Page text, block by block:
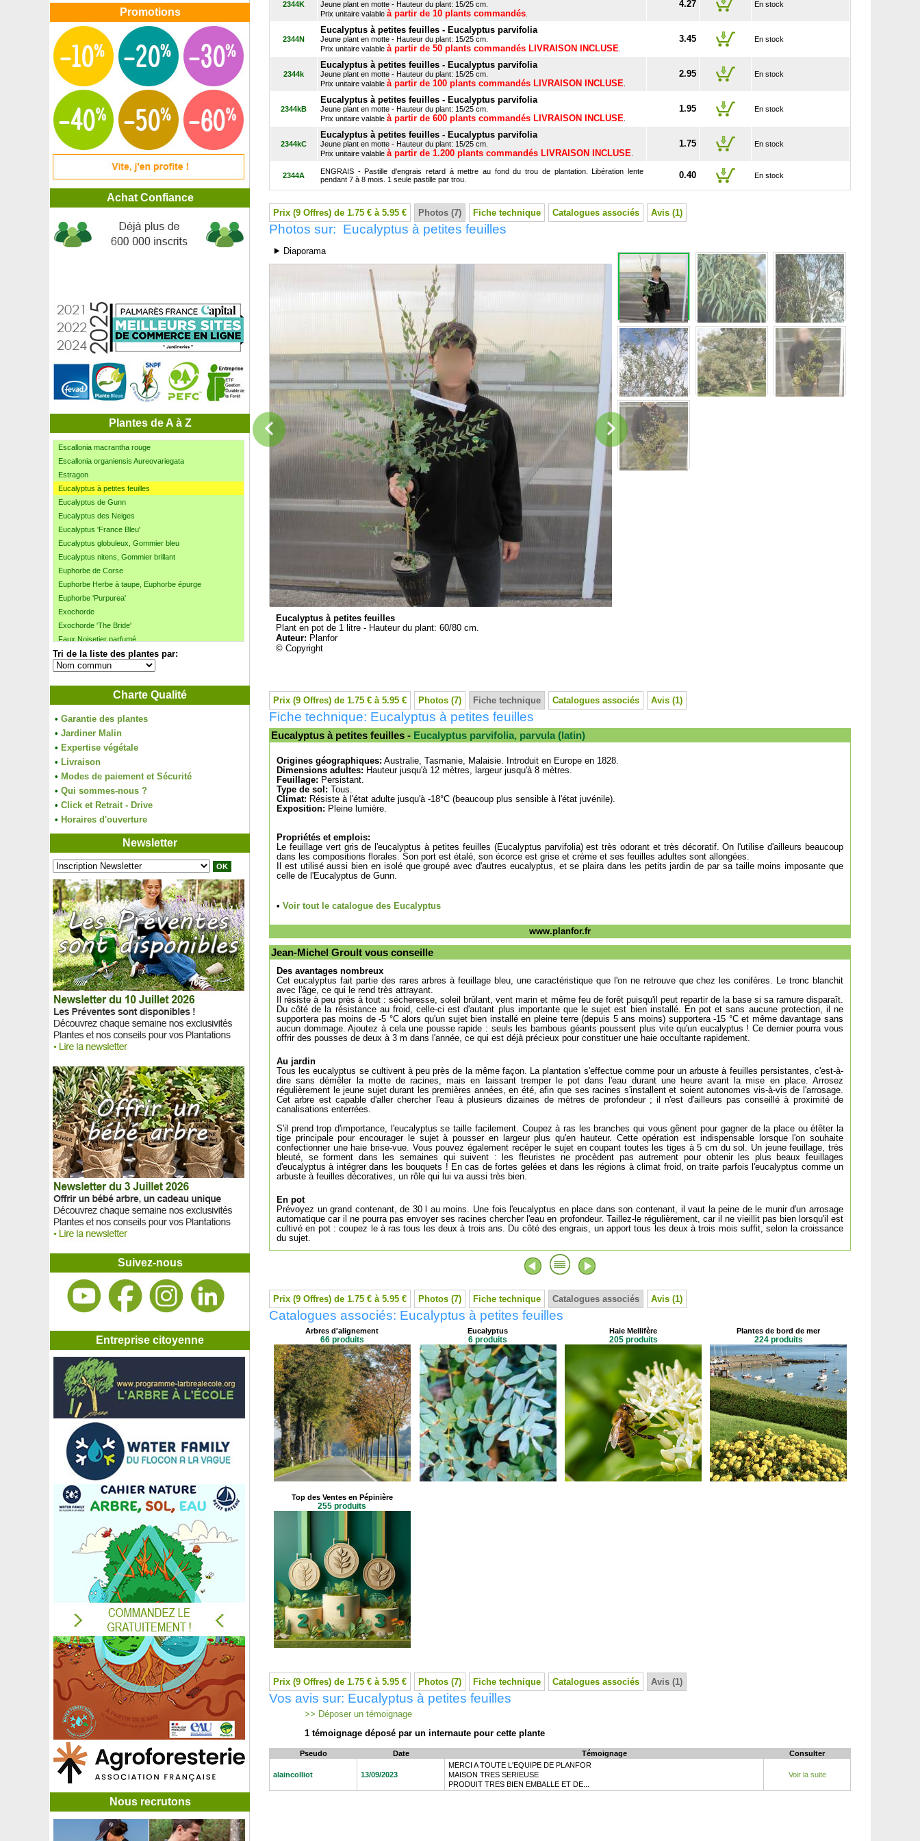
Promotions
Achat Confiance
Plantes de A à Z
Erable argenté 'Laciniatum Wieri'
Erable à sucre
Erable buergerianum
Erable champêtre
Erable champêtre panaché
Erable circiné
Erable de Freeman
Erable de Montpellier
Erable du fleuve Amour, Erable de Mandchourie
Erable du Japon
Erable du japon 'Arakawa'
Erable du Japon 'Atropurpureum'
Erable du Japon 'Bloodgood'
Erable du Japon 'Butterfly'
Erable du japon 'Deshojo'
Erable du Japon 'Dissectum viridis'
Erable du Japon 'Koto no ito'
Erable griseum, Erable cannelle
Erable jaspé, Érable de Pennsylvanie
Erable plane
Erable rouge
Erable sycomore
Erigeron rose, Vergerette glauque
Eriostème à feuilles de Myoporum, Philotheca
Escallonia 'Iveyi'
Escallonia macrantha Rose
Escallonia macrantha rouge
Escallonia organiensis Aureovariegata
Estragon
Eucalyptus à petites feuilles
Eucalyptus de Gunn
Eucalyptus des Neiges
Eucalyptus 'France Bleu'
Eucalyptus globuleux, Gommier bleu
Eucalyptus nitens, Gommier brillant
Euphorbe de Corse
Euphorbe Herbe à taupe, Euphorbe épurge
Euphorbe 'Purpurea'
Exochorde
Exochorde 'The Bride'
Faux Noisetier parfumé
Faux-Pistachier, Patenôtrier
Fétuque bleue
Févier à 3 épines inermis, Févier d'Amérique
Ficus benjamina 'Danielle'
Ficus 'Golden King'
Ficus sabre
Figuier 'Brown Turkey'
Figuier 'De Marseille'
Figuier 'Goutte d'or'
Figuier 'Ice Crystal'
Figuier nain autofertile
Figuier 'Noire de Bellone'
Figuier 'Violette de Sollies'
Filaire à feuilles étroites
Filao, Pin australien
Flamboyant
Forsythia blanc de Corée
Forsythia intermedia
Forsythia rampant
Forsythia rose de Corée
Fougère arborescente
Fougère Asplenium trichomanes
Fougère de Boston
Fougère Dryopteris erythrosora
Fougère Polypode commun
Fragon petit houx
Fraisier 'Anablanca'
Fraisier 'Charlotte'
Fraisier 'Cirafine'
Fraisier 'Colossus', Fraisier géant
Fraisier 'Favori'
Fraisier 'Framberry', Fraise-Framboise
Fraisier 'Gariguette'
Fraisier 'Gento'
Fraisier 'Maestro'
Fraisier 'Magnum'
Fraisier 'Manille'
Fraisier 'Mara des bois'
Fraisier 'Mariguette' cov MA 99
Fraisier 'Matis'
Fraisier 'Mount Everest'
Fraisier 'Pineberry', Fraise blanche-Ananas
Fraisier 'Reine des Vallées'
Fraisier 'San Andreas'
Fraisier tapissant
Framboisier fraise japonais
Framboisier 'Heritage'
Framboisier jaune nain
Framboisier jaune remontant
Framboisier nain rouge
Framboisier noir 'Black Jewel'
Framboisier orange rampant
Framboisier orange remontant
Framboisier 'Paris'
Framboisier sans épine 'Red Angel'
Framboisier sans épine 'Versailles'
Framboisier 'Tulameen'
Frangipanier
Frangipanier rose
Frankénie lisse, Bruyère maritime
Frémontia de Californie 'California Glory'
Frêne à feuilles étroites, Frêne oxyphylle
Frêne à fleurs
Frêne blanc, Frêne américain
Frêne commun
Fuchsia 'Blue Sarah'
Fuchsia 'Lady Thumb'
Fuchsia 'Madame Cornelissen'
Fuchsia royal comestible
Fuchsia 'Shrimp Cocktail'
Fuchsia 'Tom Thumb'
Fuchsia 'White King'
Fusain au feuillage coloré rouge
Fusain commun d'Europe
Fusain du Japon à grandes feuilles
Fusain du Japon à petites feuilles
Fusain du Japon à pousses blanches 'Paloma blanca'
Galé odorant, Piment aquatique, Myrte des marais
Gardenia 'Celestial Star'
Tri de la liste des plantes par:
Charte Qualité
• Garantie des plantes
• Jardiner Malin
• Expertise végétale
• Livraison
• Modes de paiement et Sécurité
• Qui sommes-nous ?
• Click et Retrait - Drive
• Horaires d'ouverture
Newsletter
Suivez-nous
Entreprise citoyenne
Nous recrutons
2344K
Jeune plant en motte - Hauteur du plant: 15/25 cm.
Prix unitaire valable à partir de 10 plants commandés
4.27 En stock
2344N
Eucalyptus à petites feuilles - Eucalyptus parvifolia
Jeune plant en motte - Hauteur du plant: 15/25 cm.
Prix unitaire valable à partir de 50 plants commandés LIVRAISON INCLUSE
3.45 En stock
2344k
Eucalyptus à petites feuilles - Eucalyptus parvifolia
Jeune plant en motte - Hauteur du plant: 15/25 cm.
Prix unitaire valable à partir de 100 plants commandés LIVRAISON INCLUSE
2.95 En stock
2344kB
Eucalyptus à petites feuilles - Eucalyptus parvifolia
Jeune plant en motte - Hauteur du plant: 15/25 cm.
Prix unitaire valable à partir de 600 plants commandés LIVRAISON INCLUSE
1.95 En stock
2344kC
Eucalyptus à petites feuilles - Eucalyptus parvifolia
Jeune plant en motte - Hauteur du plant: 15/25 cm.
Prix unitaire valable à partir de 1.200 plants commandés LIVRAISON INCLUSE
1.75 En stock
2344A
ENGRAIS - Pastille d'engrais retard à mettre au fond du trou de plantation. Libération lente
pendant 7 à 8 mois. 1 seule pastille par trou.
0.40 En stock
Prix (9 Offres) de 1.75 € à 5.95 € Photos (7) Fiche technique Catalogues associés Avis (1)
Photos sur: Eucalyptus à petites feuilles
⯈ Diaporama
Eucalyptus à petites feuilles
Plant en pot de 1 litre - Hauteur du plant: 60/80 cm.
Auteur: Planfor
© Copyright
Prix (9 Offres) de 1.75 € à 5.95 € Photos (7) Fiche technique Catalogues associés Avis (1)
Fiche technique: Eucalyptus à petites feuilles
Eucalyptus à petites feuilles - Eucalyptus parvifolia, parvula (latin)
Origines géographiques: Australie, Tasmanie, Malaisie. Introduit en Europe en 1828.
Dimensions adultes: Hauteur jusqu'à 12 mètres, largeur jusqu'à 8 mètres.
Feuillage: Persistant.
Type de sol: Tous.
Climat: Résiste à l'état adulte jusqu'à -18°C (beaucoup plus sensible à l'état juvénile).
Exposition: Pleine lumière.
Propriétés et emplois:
Le feuillage vert gris de l'eucalyptus à petites feuilles (Eucalyptus parvifolia) est très odorant et très décoratif. On l'utilise d'ailleurs beaucoup
dans les compositions florales. Son port est étalé, son écorce est grise et crème et ses feuilles adultes sont allongées.
Il est utilisé aussi bien en isolé que groupé avec d'autres eucalyptus, et se plaira dans les petits jardin de par sa taille moins imposante que
celle de l'Eucalyptus de Gunn.
• Voir tout le catalogue des Eucalyptus
www.planfor.fr
Jean-Michel Groult vous conseille
Des avantages nombreux
Cet eucalyptus fait partie des rares arbres à feuillage bleu, une caractéristique que l'on ne retrouve que chez les conifères. Le tronc blanchit
avec l'âge, ce qui le rend très attrayant.
Il résiste à peu près à tout : sécheresse, soleil brûlant, vent marin et même feu de forêt puisqu'il peut repartir de la base si sa ramure disparaît.
Du côté de la résistance au froid, celle-ci est d'autant plus importante que le sujet est bien installé. En pot et sans aucune protection, il ne
supportera pas moins de -5 °C alors qu'un sujet bien installé en pleine terre (depuis 5 ans moins) supportera -15 °C et même davantage sans
aucun dommage. Ajoutez à cela une pousse rapide : seuls les bambous géants poussent plus vite qu'un eucalyptus ! Ce dernier pourra vous
offrir des pousses de deux à 3 m dans l'année, ce qui est déjà précieux pour constituer une haie occultante rapidement.
Au jardin
Tous les eucalyptus se cultivent à peu près de la même façon. La plantation s'effectue comme pour un arbuste à feuilles persistantes, c'est-à-
dire sans démêler la motte de racines, mais en laissant tremper le pot dans l'eau durant une heure avant la mise en place. Arrosez
régulièrement le jeune sujet durant les premières années, en été, afin que ses racines s'installent et soient autonomes vis-à-vis de l'arrosage.
Cet arbre est capable d'aller chercher l'eau à plusieurs dizaines de mètres de profondeur ; il n'est d'ailleurs pas conseillé à proximité de
canalisations enterrées.
S'il prend trop d'importance, l'eucalyptus se taille facilement. Coupez à ras les branches qui vous gênent pour gagner de la place ou étêter la
tige principale pour encourager le sujet à pousser en largeur plus qu'en hauteur. Cette opération est indispensable lorsque l'on souhaite
confectionner une haie brise-vue. Vous pouvez également recéper le sujet en coupant toutes les tiges à 5 cm du sol. Un jeune feuillage, très
bleuté, se forment dans les semaines qui suivent : les fleuristes ne procèdent pas autrement pour obtenir les plus beaux feuillages
d'eucalyptus à intégrer dans les bouquets ! En cas de fortes gelées et dans les régions à climat froid, on traite parfois l'eucalyptus comme un
arbuste à feuilles décoratives, un rôle qui lui va aussi très bien.
En pot
Prévoyez un grand contenant, de 30 l au moins. Une fois l'eucalyptus en place dans son contenant, il vaut la peine de le munir d'un arrosage
automatique car il ne pourra pas envoyer ses racines chercher l'eau en profondeur. Taillez-le régulièrement, car il ne vieillit pas bien lorsqu'il est
cultivé en pot : coupez le à ras tous les deux à trois ans. Du côté des engrais, un apport tous les deux à trois mois suffit, selon la croissance
du sujet.
Prix (9 Offres) de 1.75 € à 5.95 € Photos (7) Fiche technique Catalogues associés Avis (1)
Catalogues associés: Eucalyptus à petites feuilles
Arbres d'alignement
66 produits
Eucalyptus
6 produits
Haie Mellifère
205 produits
Plantes de bord de mer
224 produits
Top des Ventes en Pépinière
255 produits
Prix (9 Offres) de 1.75 € à 5.95 € Photos (7) Fiche technique Catalogues associés Avis (1)
Vos avis sur: Eucalyptus à petites feuilles
>> Déposer un témoignage
1 témoignage déposé par un internaute pour cette plante
Pseudo Date Témoignage Consulter
alaincolliot 13/09/2023
MERCI A TOUTE L'EQUIPE DE PLANFOR
MAISON TRES SERIEUSE
PRODUIT TRES BIEN EMBALLE ET DE...
Voir la suite